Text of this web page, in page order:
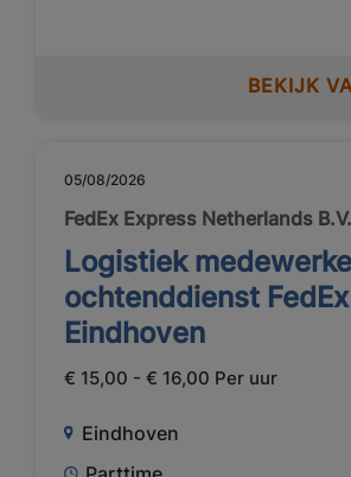
BEKIJK
05/08/2026
FedEx Express Netherlands B.V.
Logistiek
ochtenddienst FedEx
Eindhoven
€ 15,00 - € 16,00 Per uur
Eindhoven